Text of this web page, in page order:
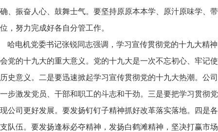
确、振奋人心、鼓舞士气。要坚持原原本本学、原汁原味学、
位，努力完成好各自分管工作。
哈电机党委书记张锐同志强调，学习宣传贯彻党的十九大精
会党的十九大的重大意义。党的十九大是一次不忘初心、牢记
历史意义。二是要迅速掀起学习宣传贯彻党的十九大热潮。公
一步激发党员、干部和职工的斗志和干劲。三是要把学习贯彻
现公司更好发展。要发扬钉钉子精神抓好改革落实落地。四是
支队伍。要发扬逢标必夺精神，发扬白鹤滩精神，坚决打赢市